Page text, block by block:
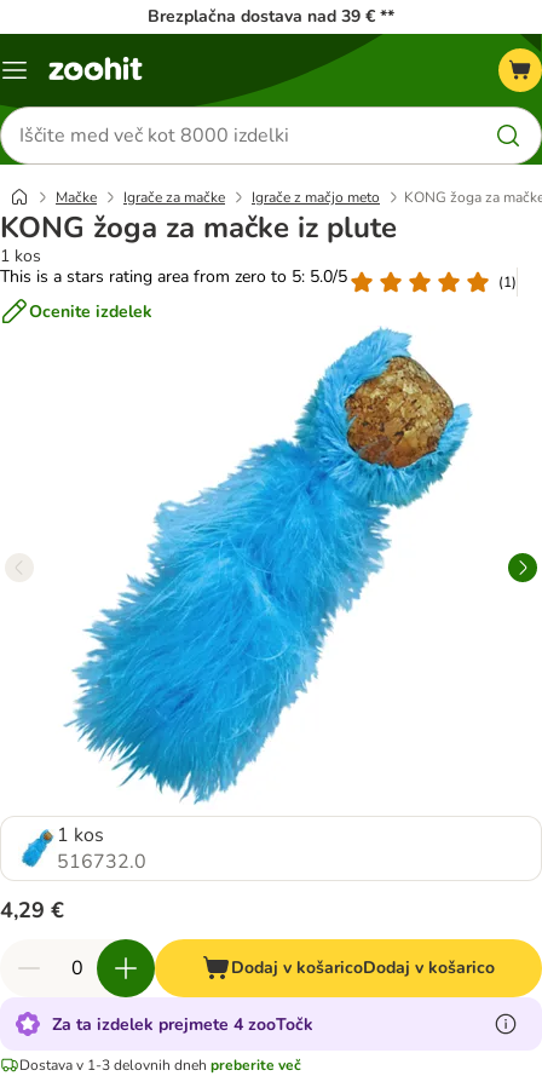
Brezplačna dostava nad 39 € **
Meni
Iskanje
izdelkov
Mačke Igrače za mačke Igrače z mačjo meto KONG žoga za
KONG žoga za mačke iz plute
1 kos
This is a stars rating area from zero to 5: 5.0/5
(1)
Ocenite izdelek
1 kos
516732.0
4,29 €
Dodaj v košaricoDodaj v košarico
Za ta izdelek prejmete 4 zooTočk
Dostava v 1-3 delovnih dneh preberite več